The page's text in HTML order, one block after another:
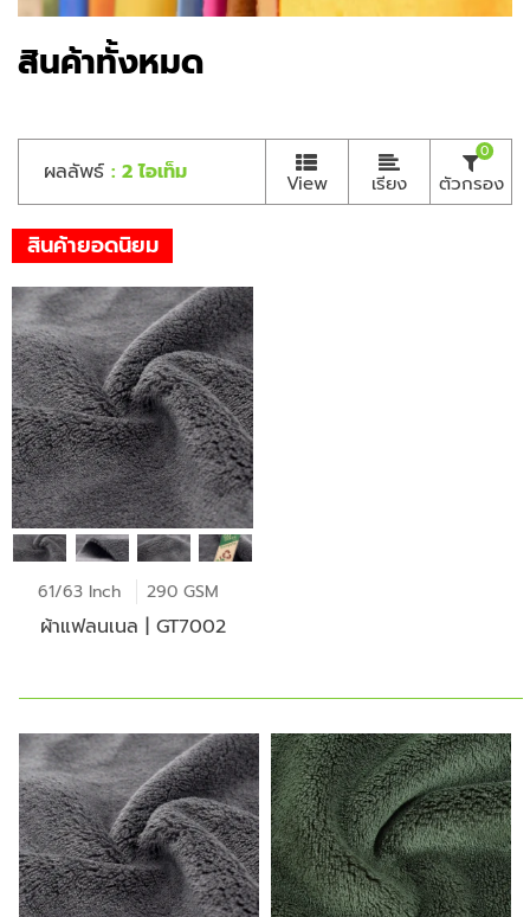
สินค้าทั้งหมด
ผลลัพธ์ : 2 ไอเท็ม View เรียง ตัวกรอง
0
สินค้ายอดนิยม
61/63 Inch 290 GSM
ผ้าแฟลนเนล | GT7002